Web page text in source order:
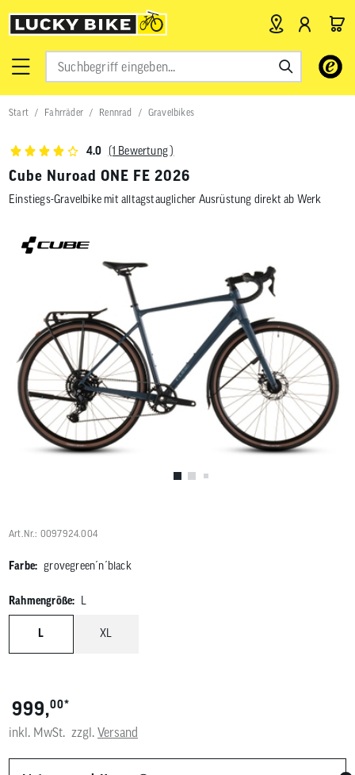
Verwende
Pfeile
nach
Ergebnis
zu
gelangen.
Benutzer
von
können
Touch-
und
Start Fahrräder Rennrad Gravelbikes
4.0 (1 Bewertung )
Cube Nuroad ONE FE 2026
Einstiegs-Gravelbike mit alltagstauglicher Ausrüstung direkt ab Werk
Art.Nr.: 0097924.004
Farbe: grovegreen´n´black
Rahmengröße:
L XL
999,00*
inkl. MwSt. zzgl. Versand